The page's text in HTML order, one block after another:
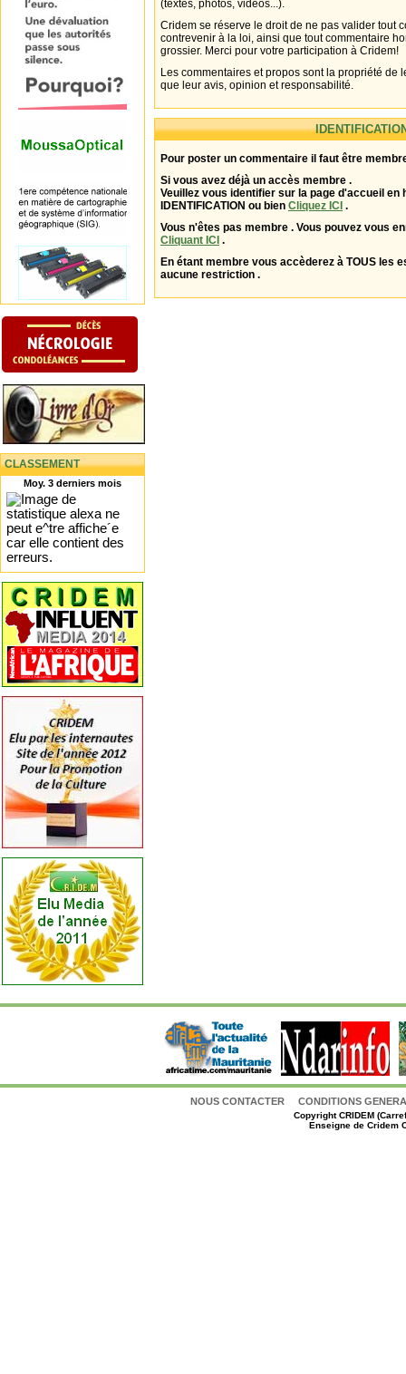
CLASSEMENT
Moy. 3 derniers mois
(textes, photos, vidéos...).
Cridem se réserve le droit de ne pas valider tout
contrevenir à la loi, ainsi que tout commentaire
grossier. Merci pour votre participation à Cridem!
Les commentaires et propos sont la propriété de
que leur avis, opinion et responsabilité.
Pour poster un commentaire il faut être
Si vous avez déjà un accès membre .
Veuillez vous identifier sur la page d'accueil en
IDENTIFICATION ou bien Cliquez ICI .
Vous n'êtes pas membre . Vous pouvez vous
Cliquant ICI .
En étant membre vous accèderez à TOUS les
aucune restriction .
NOUS CONTACTER CONDITIONS
CopyrightCRIDEM
Enseigne de Cridem